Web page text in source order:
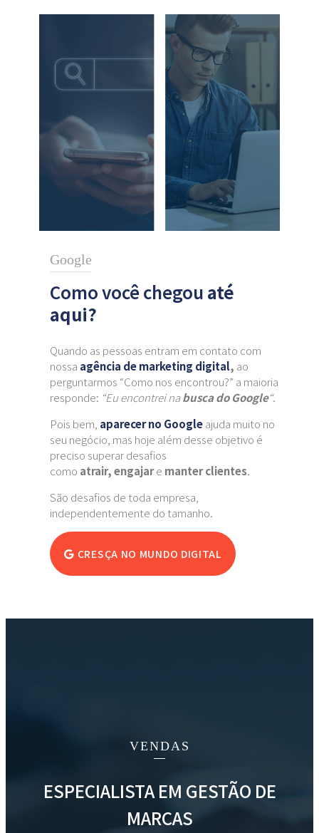
Google
Como você chegou até
aqui?
Quando as pessoas entram em contato com
nossa agência de marketing digital, ao
perguntarmos “Como nos encontrou?” a maioria
responde: “Eu encontrei nabusca do Google“.
Pois bem, aparecer no Googleajuda muito no
seu negócio, mas hoje além desse objetivo é
preciso superar desafios
como atrair,engajare manter clientes.
São desafios de toda empresa,
independentemente do tamanho.
CRESÇA NO MUNDO DIGITAL
VENDAS
ESPECIALISTA EM GESTÃO DE
MARCAS